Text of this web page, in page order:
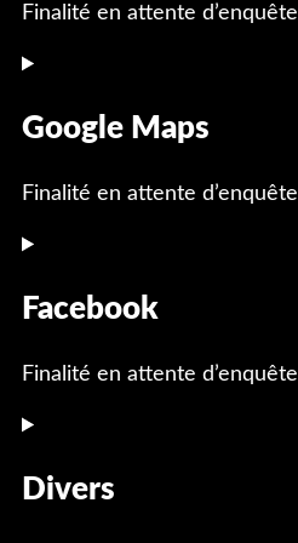
Finalité en attente d’enquête
Google Maps
Finalité en attente d’enquête
Facebook
Finalité en attente d’enquête
Divers